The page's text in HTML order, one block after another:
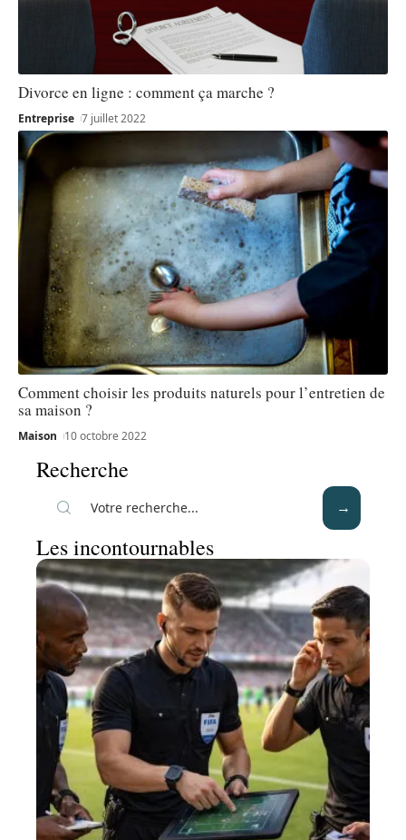
Divorce en ligne : comment ça marche ?
Entreprise 7 juillet 2022
Comment choisir les produits naturels pour l’entretien de
sa maison ?
Maison 10 octobre 2022
Recherche
Les incontournables